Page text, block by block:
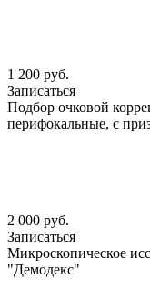
1 200 руб.
Записаться
Подбор очковой
перифокальные,
2 000 руб.
Записаться
Микроскопическое
"Демодекс"